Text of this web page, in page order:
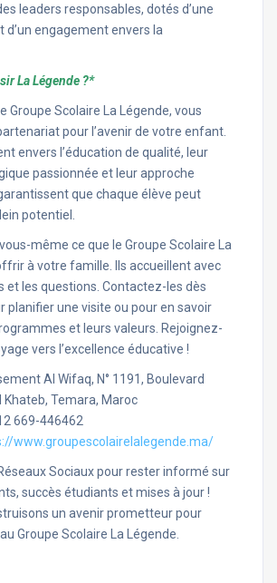
leaders responsables, dotés d’une
d’un engagement envers la
La Légende ?*
Groupe Scolaire La Légende, vous
pour l’avenir de votre enfant.
envers l’éducation de qualité, leur
passionnée et leur approche
que chaque élève peut
potentiel.
même ce que le Groupe Scolaire La
à votre famille. Ils accueillent avec
et les questions. Contactez-les dès
planifier une visite ou pour en savoir
et leurs valeurs. Rejoignez-
vers l’excellence éducative !
Al Wifaq, N° 1191, Boulevard
Khateb, Temara, Maroc
669-446462
www.groupescolairelalegende.ma/
Sociaux pour rester informé sur
succès étudiants et mises à jour !
un avenir prometteur pour
Groupe Scolaire La Légende.